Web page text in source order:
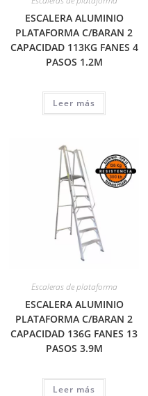
ESCALERA ALUMINIO
PLATAFORMA C/BARAN 2
CAPACIDAD 113KG FANES 4
PASOS 1.2M
Leer más
Escaleras de plataforma
ESCALERA ALUMINIO
PLATAFORMA C/BARAN 2
CAPACIDAD 136G FANES 13
PASOS 3.9M
Leer más